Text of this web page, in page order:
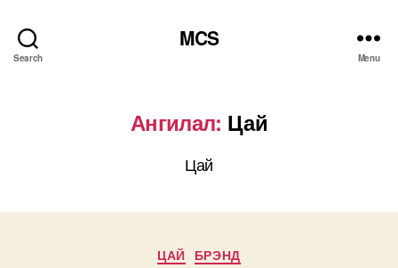
Search
MCS
Menu
Ангилал: Цай
Цай
Categories
ЦАЙ БРЭНД